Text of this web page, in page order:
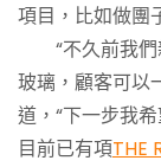
項目，比如做團
“不久前我們
玻璃，顧客可以
道，“下一步我
目前已有項THE